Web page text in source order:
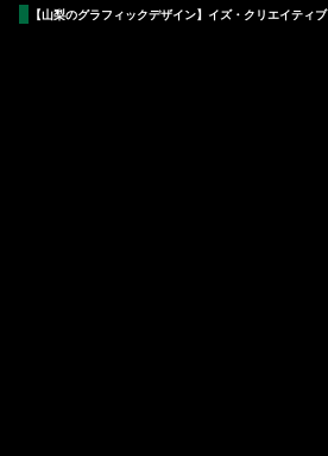
【山梨のグラフィックデザイン】イズ・クリエイティブ